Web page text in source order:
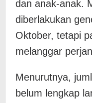
dan anak-anak.
diberlakukan
Oktober, tetapi
melanggar
Menurutnya,
belum lengkap